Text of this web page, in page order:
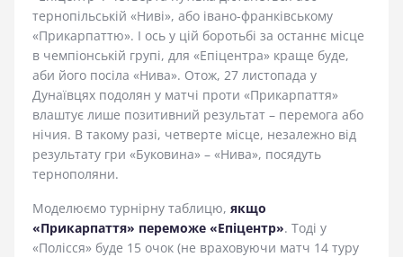
тернопільській «Ниві», або івано-франківському
«Прикарпаттю». І ось у цій боротьбі за останнє місце
в чемпіонській групі, для «Епіцентра» краще буде,
аби його посіла «Нива». Отож, 27 листопада у
Дунаївцях подолян у матчі проти «Прикарпаття»
влаштує лише позитивний результат – перемога або
нічия. В такому разі, четверте місце, незалежно від
результату гри «Буковина» – «Нива», посядуть
тернополяни.
Моделюємо турнірну таблицю, якщо
«Прикарпаття» переможе «Епіцентр». Тоді у
«Полісся» буде 15 очок (не враховуючи матч 14 туру